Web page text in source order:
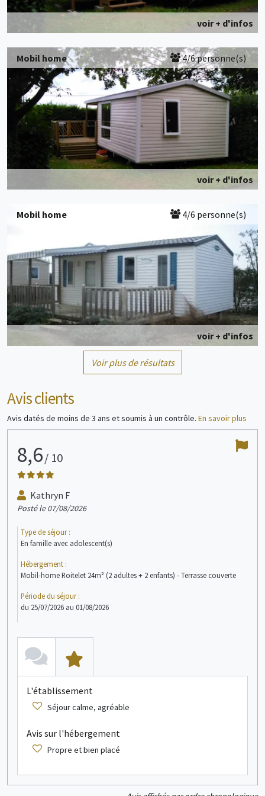
voir + d'infos
Mobil home 4/6 personne(s)
voir + d'infos
Mobil home 4/6 personne(s)
voir + d'infos
4/6 personne(s)
Mobil home
Voir plus de résultats
Avis clients
Avis datés de moins de 3 ans et soumis à un contrôle. En savoir plus
8,6/ 10
Kathryn F
Posté le 07/08/2026
Type de séjour :
En famille avec adolescent(s)
Hébergement :
Mobil-home Roitelet 24m² (2 adultes + 2 enfants) - Terrasse couverte
Période du séjour :
du 25/07/2026 au 01/08/2026
L'établissement
Séjour calme, agréable
Avis sur l'hébergement
Propre et bien placé